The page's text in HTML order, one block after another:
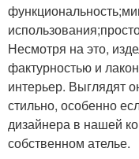
Несмотря на это,
фактурностью и
интерьер. Выглядят
стильно, особенно
дизайнера в нашей
собственном ателье.